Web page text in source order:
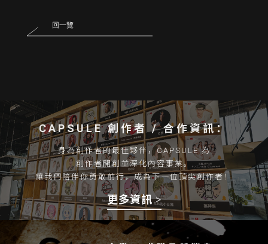
回一覽
CAPSULE 創作者 / 合作資訊：
身為創作者的最佳夥伴，CAPSULE 為
創作者開創並深化內容事業。
讓我們陪伴你勇敢前行，成為下一位頂尖創作者！
更多資訊